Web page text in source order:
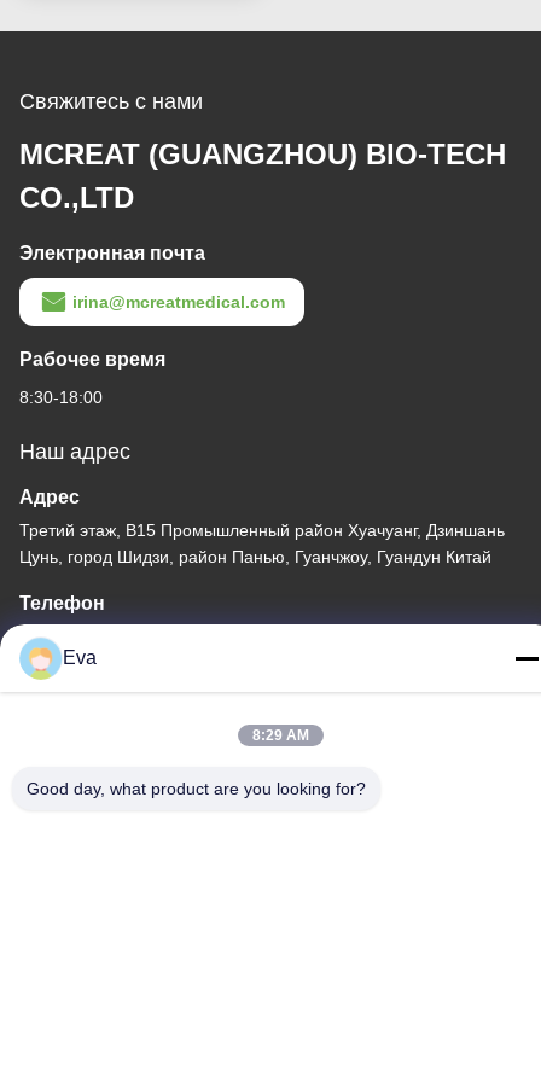
Свяжитесь с нами
MCREAT (GUANGZHOU) BIO-TECH
CO.,LTD
Электронная почта
irina@mcreatmedical.com
Рабочее время
8:30-18:00
Наш адрес
Адрес
Третий этаж, B15 Промышленный район Хуачуанг, Дзиншань
Цунь, город Шидзи, район Панью, Гуанчжоу, Гуандун Китай
Телефон
86-020-3156-0583
Китай Хорошее качество Закрытая система всасывания
Eva
8:29 AM
Good day, what product are you looking for?